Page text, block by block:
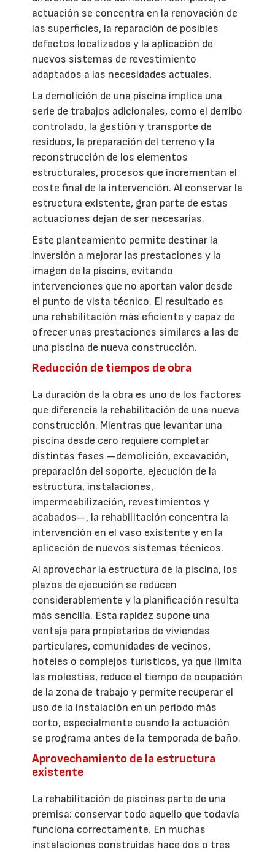
actuación se concentra en la renovación de
las superficies, la reparación de posibles
defectos localizados y la aplicación de
nuevos sistemas de revestimiento
adaptados a las necesidades actuales.
La demolición de una piscina implica una
serie de trabajos adicionales, como el derribo
controlado, la gestión y transporte de
residuos, la preparación del terreno y la
reconstrucción de los elementos
estructurales, procesos que incrementan el
coste final de la intervención. Al conservar la
estructura existente, gran parte de estas
actuaciones dejan de ser necesarias.
Este planteamiento permite destinar la
inversión a mejorar las prestaciones y la
imagen de la piscina, evitando
intervenciones que no aportan valor desde
el punto de vista técnico. El resultado es
una rehabilitación más eficiente y capaz de
ofrecer unas prestaciones similares a las de
una piscina de nueva construcción.
Reducción de tiempos de obra
La duración de la obra es uno de los factores
que diferencia la rehabilitación de una nueva
construcción. Mientras que levantar una
piscina desde cero requiere completar
distintas fases —demolición, excavación,
preparación del soporte, ejecución de la
estructura, instalaciones,
impermeabilización, revestimientos y
acabados—, la rehabilitación concentra la
intervención en el vaso existente y en la
aplicación de nuevos sistemas técnicos.
Al aprovechar la estructura de la piscina, los
plazos de ejecución se reducen
considerablemente y la planificación resulta
más sencilla. Esta rapidez supone una
ventaja para propietarios de viviendas
particulares, comunidades de vecinos,
hoteles o complejos turísticos, ya que limita
las molestias, reduce el tiempo de ocupación
de la zona de trabajo y permite recuperar el
uso de la instalación en un periodo más
corto, especialmente cuando la actuación
se programa antes de la temporada de baño.
Aprovechamiento de la estructura
existente
La rehabilitación de piscinas parte de una
premisa: conservar todo aquello que todavía
funciona correctamente. En muchas
instalaciones construidas hace dos o tres